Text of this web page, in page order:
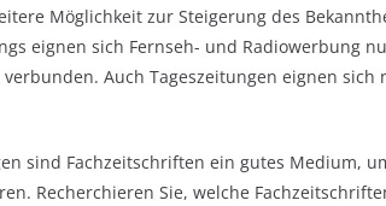
Möglichkeit zur Steigerung des
eignen sich Fernseh- und Radiowerbung
verbunden. Auch Tageszeitungen eignen
sind Fachzeitschriften ein gutes Medium,
Recherchieren Sie, welche